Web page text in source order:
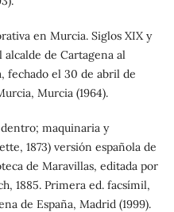
en Murcia. Siglos XIX y
de Cartagena al
fechado el 30 de abril de
Murcia (1964).
maquinaria y
1873) versión española de
de Maravillas, editada por
1885. Primera ed. facsímil,
de España, Madrid (1999).